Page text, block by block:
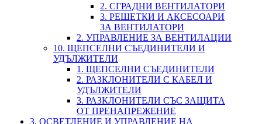
2. СГРАДНИ ВЕНТИЛАТОРИ
3. РЕШЕТКИ И АКСЕСОАРИ
ЗА ВЕНТИЛАТОРИ
2. УПРАВЛЕНИЕ ЗА ВЕНТИЛАЦИИ
10. ЩЕПСЕЛНИ СЪЕДИНИТЕЛИ И
УДЪЛЖИТЕЛИ
1. ЩЕПСЕЛНИ СЪЕДИНИТЕЛИ
2. РАЗКЛОНИТЕЛИ С КАБЕЛ И
УДЪЛЖИТЕЛИ
3. РАЗКЛОНИТЕЛИ СЪС ЗАЩИТА
ОТ ПРЕНАПРЕЖЕНИЕ
3. ОСВЕТЛЕНИЕ И УПРАВЛЕНИЕ НА